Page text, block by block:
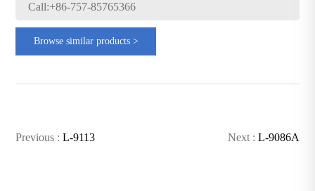
Call:+86-757-85765366
Browse similar products >
Previous :L-9113 Next : L-9086A